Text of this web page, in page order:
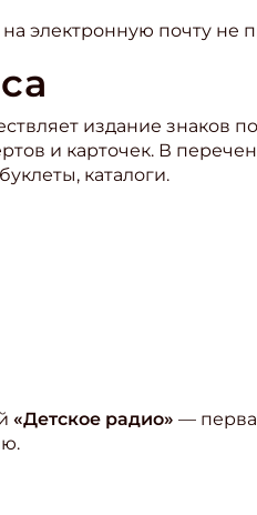
электронную почту не
издание знаков
и карточек. В
каталоги.
«Детское радио» —